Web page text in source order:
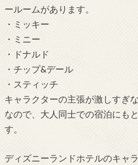
ールームがあります。
・ミッキー
・ミニー
・ドナルド
・チップ&デール
・スティッチ
キャラクターの主張が激しすぎ
なので、大人同士での宿泊にも
す。
ディズニーランドホテルのキャ